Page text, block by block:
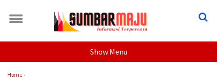
Show Menu
Home ›